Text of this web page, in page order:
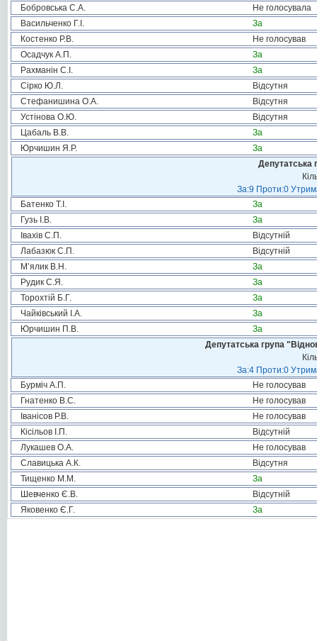
Бобровська С.А.
Не голосувала
Васильченко Г.І.
За
Костенко Р.В.
Не голосував
Осадчук А.П.
За
Рахманін С.І.
За
Сірко Ю.Л.
Відсутня
Стефанишина О.А.
Відсутня
Устінова О.Ю.
Відсутня
Цабаль В.В.
За
Юрчишин Я.Р.
За
Депутатська
За:9 Проти:0
Батенко Т.І.
За
Гузь І.В.
За
Івахів С.П.
Відсутній
Лабазюк С.П.
Відсутній
М’ялик В.Н.
За
Рудик С.Я.
За
Торохтій Б.Г.
За
Чайківський І.А.
За
Юрчишин П.В.
За
Депутатська група
За:4 Проти:0
Бурміч А.П.
Не голосував
Гнатенко В.С.
Не голосував
Іванісов Р.В.
Не голосував
Кісільов І.П.
Відсутній
Лукашев О.А.
Не голосував
Славицька А.К.
Відсутня
Тищенко М.М.
За
Шевченко Є.В.
Відсутній
Яковенко Є.Г.
За